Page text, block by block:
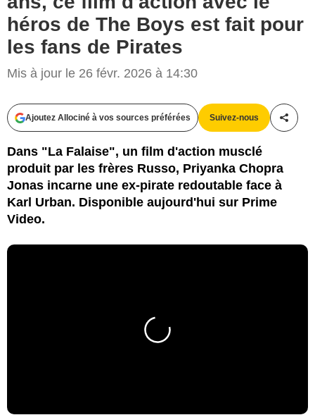
héros de The Boys est fait pour
les fans de Pirates
Mis à jour le 26 févr. 2026 à 14:30
Ajoutez Allociné à vos sources préférées Suivez-nous
Dans "La Falaise", un film d'action musclé
produit par les frères Russo, Priyanka Chopra
Jonas incarne une ex-pirate redoutable face à
Karl Urban. Disponible aujourd'hui sur Prime
Video.